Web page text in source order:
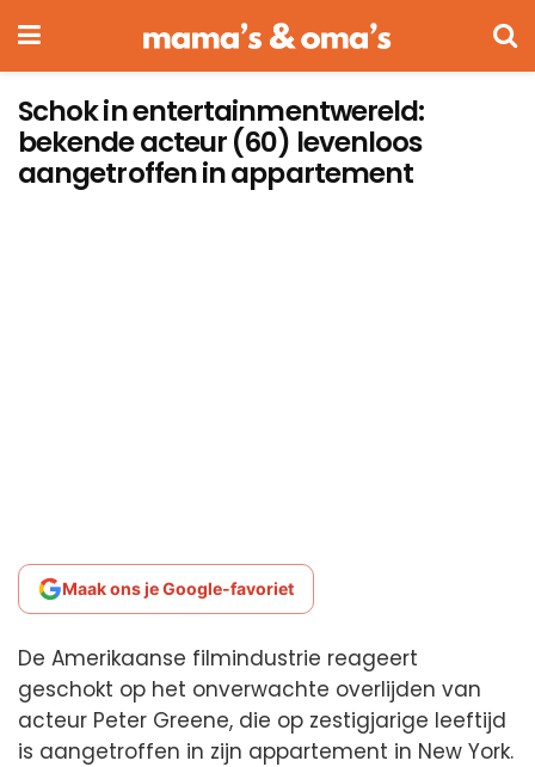
Schok in entertainmentwereld:
bekende acteur (60) levenloos
aangetroffen in appartement
Maak ons je Google-favoriet
De Amerikaanse filmindustrie reageert
geschokt op het onverwachte overlijden van
acteur Peter Greene, die op zestigjarige leeftijd
is aangetroffen in zijn appartement in New York.